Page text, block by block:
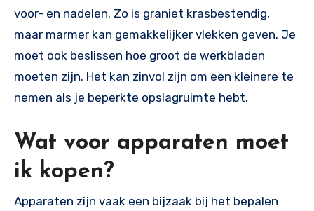
voor- en nadelen. Zo is graniet krasbestendig,
maar marmer kan gemakkelijker vlekken geven. Je
moet ook beslissen hoe groot de werkbladen
moeten zijn. Het kan zinvol zijn om een ​​kleinere te
nemen als je beperkte opslagruimte hebt.
Wat voor apparaten moet
ik kopen?
Apparaten zijn vaak een bijzaak bij het bepalen